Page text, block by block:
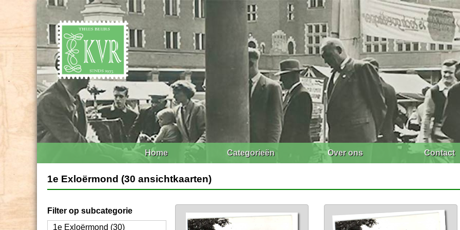
Home Categorieën Over ons Contact
1e Exloërmond (30 ansichtkaarten)
Filter op subcategorie
1e Exloërmond (30)